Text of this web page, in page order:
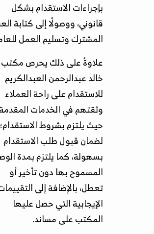
بإجراءات الاستقدام بشكل
قانوني، ووصولًا إلى كتابة
المشترك وتسليم العمل
علاوةً على ذلك يحرص مكتب
خالد عبدالرحمن العبدالكريم
للاستقدام على راحة العملاء
وثقتهم في الخدمات المقدمة
حيث يلتزم بشروط الاستقدام؛
لضمان قبول طلب الاستقدام
بسهولة، كما يلتزم بمدة
المسموح بها دون تأخير أو
تعطل، بالإضافة إلى
الإيجابية التي حصل عليها
المكتب على مساند.